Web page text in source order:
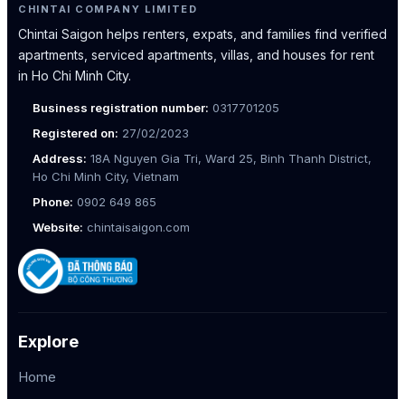
CHINTAI COMPANY LIMITED
Chintai Saigon helps renters, expats, and families find verified
apartments, serviced apartments, villas, and houses for rent
in Ho Chi Minh City.
Business registration number: 0317701205
Registered on: 27/02/2023
Address: 18A Nguyen Gia Tri, Ward 25, Binh Thanh District,
Ho Chi Minh City, Vietnam
Phone: 0902 649 865
Website: chintaisaigon.com
Explore
Home